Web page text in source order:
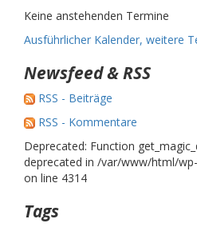
Keine anstehenden Termine
Ausführlicher Kalender, weitere
Newsfeed & RSS
RSS - Beiträge
RSS - Kommentare
Deprecated: Function
deprecated in /var/www/html/
on line 4314
Tags